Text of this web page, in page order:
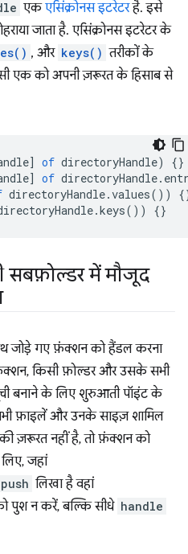
एकएसिंक्रोनस इटरेटरहै. इसे
जाता है. एसिंक्रोनस इटरेटर के
, और keys() तरीकों के
एक को अपनी ज़रूरत के हिसाब से
] of directoryHandle)
{}
] of directoryHandle.
directoryHandle.values())
.keys()) {}
सबफ़ोल्डर में मौजूद
जोड़े गए फ़ंक्शन को हैंडल करना
फ़ंक्शन, किसी फ़ोल्डर और उसके सभी
बनाने के लिए शुरुआती पॉइंट के
फ़ाइलें और उनके साइज़ शामिल
ज़रूरत नहीं है, तो फ़ंक्शन को
जहां
लिखा है वहां
पुश न करें, बल्कि सीधे handle